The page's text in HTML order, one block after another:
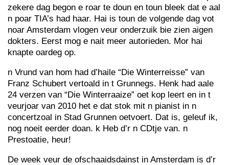
zekere dag begon e roar te doun en toun bleek dat e aal
n poar TIA’s had haar. Hai is toun de volgende dag vot
noar Amsterdam vlogen veur onderzuik bie zien aigen
dokters. Eerst mog e nait meer autorieden. Mor hai
knapte oardeg op.
n Vrund van hom had d’haile “Die Winterreisse” van
Franz Schubert vertoald in t Grunnegs. Henk had aale
24 verzen van “Die Winterraaize” oet kop leert en in t
veurjoar van 2010 het e dat stok mit n pianist in n
concertzoal in Stad Grunnen oetvoert. Dat is, geleuf ik,
nog noeit eerder doan. k Heb d’r n CDtje van. n
Prestoatie, heur!
De week veur de ofschaaidsdainst in Amsterdam is d’r